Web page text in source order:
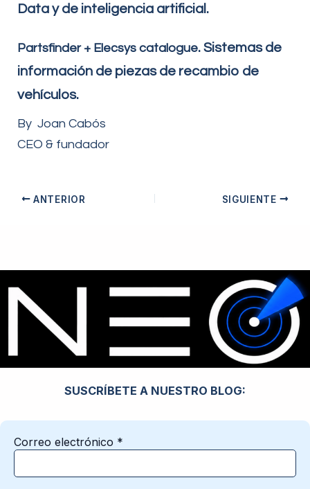
Data y de inteligencia artificial.
Partsfinder + Elecsys catalogue. Sistemas de
información de piezas de recambio de
vehículos.
By Joan Cabós
CEO & fundador
ANTERIOR SIGUIENTE
SUSCRÍBETE A NUESTRO BLOG:
Correo electrónico *